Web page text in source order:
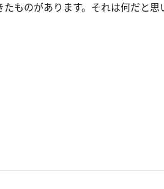
ものがあります。それは何だと